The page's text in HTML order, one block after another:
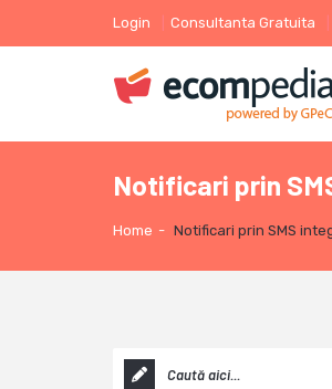
Login Consultanta Gratuita
Notificari prin
Home - Notificari prin SMS